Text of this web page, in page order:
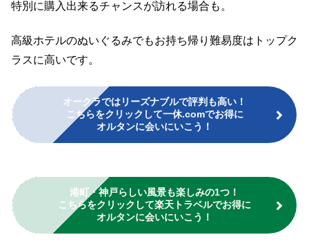
特別に購入出来るチャンスが訪れる場合も。
高級ホテルのぬいぐるみでもお持ち帰り難易度はトップク
ラスに高いです。
オークラではリーズナブルで評判も高い！
こちらをクリックして一休.comでお得に
オルタンに会いにいこう！
港町・神戸らしい風景も楽しみの1つ！
こちらをクリックして楽天トラベルでお得に
オルタンに会いにいこう！